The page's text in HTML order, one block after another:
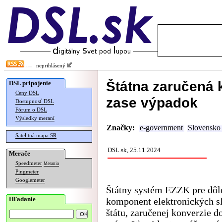
neprihlásený
DSL pripojenie
Ceny DSL
Dostupnosť DSL
Fórum o DSL
Výsledky meraní
Satelitná mapa SR
Merače
Speedmeter Merania
Pingmeter
Googlemeter
Hľadanie
Štátna zaručená
zase výpadok
Značky: e-government Slovensko
DSL.sk, 25.11.2024
Štátny systém EZZK pre
komponent elektronických
štátu, zaručenej konverzie